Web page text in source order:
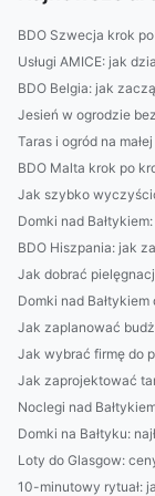
BDO Szwecja krok
Usługi AMICE: jak
BDO Belgia: jak
Jesień w ogrodzie
Taras i ogród na
BDO Malta krok po
Jak szybko
Domki nad
BDO Hiszpania: jak
Jak dobrać
Domki nad
Jak zaplanować
Jak wybrać firmę do
Jak zaprojektować
Noclegi nad
Domki na Bałtyku:
Loty do Glasgow:
10-minutowy rytuał: